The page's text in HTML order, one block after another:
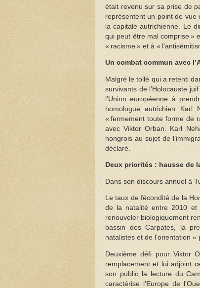
était revenu sur sa prise de
représentent un point de vue
la capitale autrichienne. Le
qui peut être mal comprise »
« racisme » et à «
Un combat commun avec
Malgré le tollé qui a retenti
survivants de l’Holocauste
l’Union européenne à
homologue autrichien
« fermement toute forme de
avec Viktor Orban. Karl
hongrois au sujet de
déclaré.
Deux priorités : hausse de
Dans son discours annuel à
Le taux de fécondité de la
de la natalité entre 2010
renouveler biologiquement
bassin des Carpates, la
natalistes et de l’orientation
Deuxième défi pour Viktor
remplacement et lui adjoint
son public la lecture du
caractérise l’Europe de